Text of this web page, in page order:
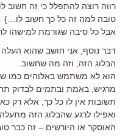
רווה רוצה להתפלל כי זה חשוב
טובה למה זה כל כך חשוב לו…}
אבל כל סיבה שגורמת למישהו
דבר נוסף, אני חושב שהוא העלה
הבלוג הזה, וזה מה שחשוב.
הוא לא משתמש באלוהים כמו
מרגיש, באמת ובתמים לבדוק
תשובות אין לו כל כך, אלא רק
ואפילו לרגע שהבלוג הזה
האוסקר או היורשים – זה כבר